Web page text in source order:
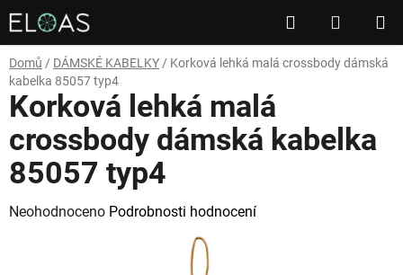
Přejít
na
obsah
Hledat
KOŠÍK
Domů / DÁMSKÉ KABELKY / Korková lehká malá crossbody dámská
kabelka 85057 typ4
Korková lehká malá
crossbody dámská kabelka
85057 typ4
Průměrné
Neohodnoceno Podrobnosti hodnocení